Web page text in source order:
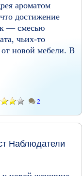
ароматом
достижение
— смесью
чьих-то
новой мебели. В
2
Наблюдатели